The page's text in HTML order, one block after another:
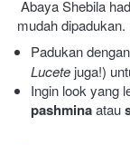
mudah dipadukan.
Padukan dengan
Lucete juga!)
pashmina atau